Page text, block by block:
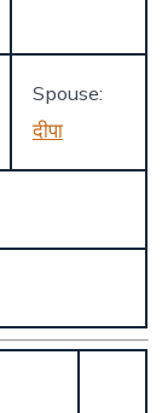
Spouse:
दीपा